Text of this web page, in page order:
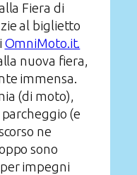
Fiera di
al biglietto
OmniMoto.it.
nuova fiera,
immensa.
(di moto),
(e
ne
sono
impegni